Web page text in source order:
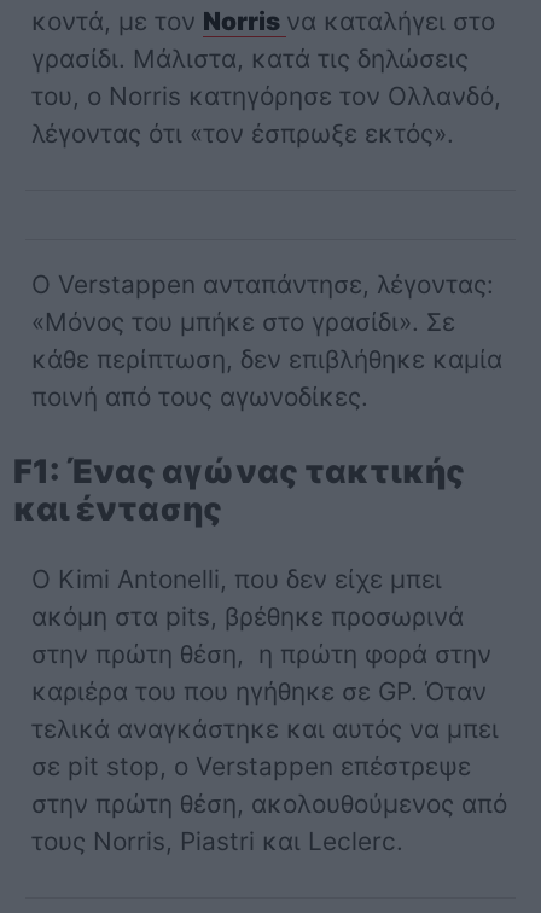
κοντά, με τον Norris να καταλήγει στο
γρασίδι. Μάλιστα, κατά τις δηλώσεις
του, ο Norris κατηγόρησε τον Ολλανδό,
λέγοντας ότι «τον έσπρωξε εκτός».
Ο Verstappen ανταπάντησε, λέγοντας:
«Μόνος του μπήκε στο γρασίδι». Σε
κάθε περίπτωση, δεν επιβλήθηκε καμία
ποινή από τους αγωνοδίκες.
F1: Ένας αγώνας τακτικής
και έντασης
Ο Kimi Antonelli, που δεν είχε μπει
ακόμη στα pits, βρέθηκε προσωρινά
στην πρώτη θέση, η πρώτη φορά στην
καριέρα του που ηγήθηκε σε GP. Όταν
τελικά αναγκάστηκε και αυτός να μπει
σε pit stop, ο Verstappen επέστρεψε
στην πρώτη θέση, ακολουθούμενος από
τους Norris, Piastri και Leclerc.